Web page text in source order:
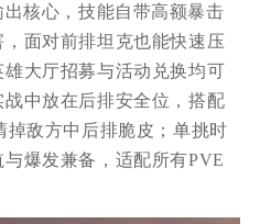
核心，技能自带高额暴击
面对前排坦克也能快速压
大厅招募与活动兑换均可
中放在后排安全位，搭配
敌方中后排脆皮；单挑时
爆发兼备，适配所有PVE